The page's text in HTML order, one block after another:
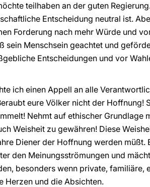
teilhaben an der guten
Entscheidung neutral ist.
Forderung nach mehr Würde und
sein Menschsein geachtet und
Entscheidungen und vor
ich einen Appell an alle
eure Völker nicht der Hoffnung!
Nehmt auf ethischer Grundlage
Weisheit zu gewähren! Diese
Diener der Hoffnung werden müßt.
den Meinungsströmungen und
besonders wenn private,
Herzen und die Absichten.